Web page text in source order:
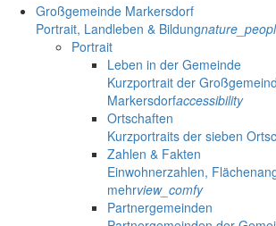
Großgemeinde Markersdorf
Portrait, Landleben & Bildung
Portrait
Leben in der Gemeinde
Kurzportrait der
Markersdorfaccessibility
Ortschaften
Kurzportraits der sieben
Zahlen & Fakten
Einwohnerzahlen,
mehrview_comfy
Partnergemeinden